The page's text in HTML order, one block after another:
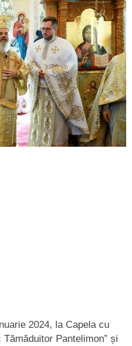
2024, la Capela cu
Pantelimon” și